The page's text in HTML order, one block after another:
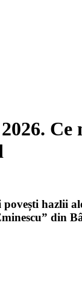
hazlii
din